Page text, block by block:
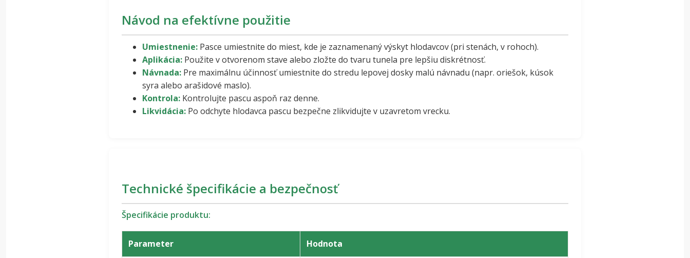
Návod na efektívne použitie
Umiestnenie: Pasce umiestnite do miest, kde je zaznamenaný výskyt hlodavcov (pri stenách, v rohoch).
Aplikácia: Použite v otvorenom stave alebo zložte do tvaru tunela pre lepšiu diskrétnosť.
Návnada: Pre maximálnu účinnosť umiestnite do stredu lepovej dosky malú návnadu (napr. oriešok, kúsok
syra alebo arašidové maslo).
Kontrola: Kontrolujte pascu aspoň raz denne.
Likvidácia: Po odchyte hlodavca pascu bezpečne zlikvidujte v uzavretom vrecku.
Technické špecifikácie a bezpečnosť
Špecifikácie produktu:
Parameter Hodnota